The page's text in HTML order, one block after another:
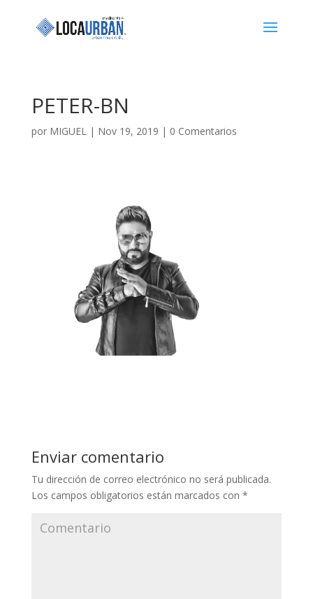
PETER-BN
por MIGUEL| Nov 19, 2019 | 0 Comentarios
Enviar comentario
Tu dirección de correo electrónico no será publicada.
Los campos obligatorios están marcados con *